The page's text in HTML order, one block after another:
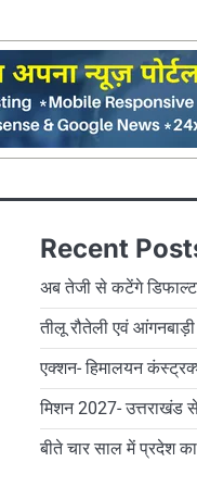
Recent
अब तेजी से कटेंगे
तीलू रौतेली एवं
एक्शन- हिमालयन
मिशन 2027- उत्तराखंड
बीते चार साल में प्रदेश